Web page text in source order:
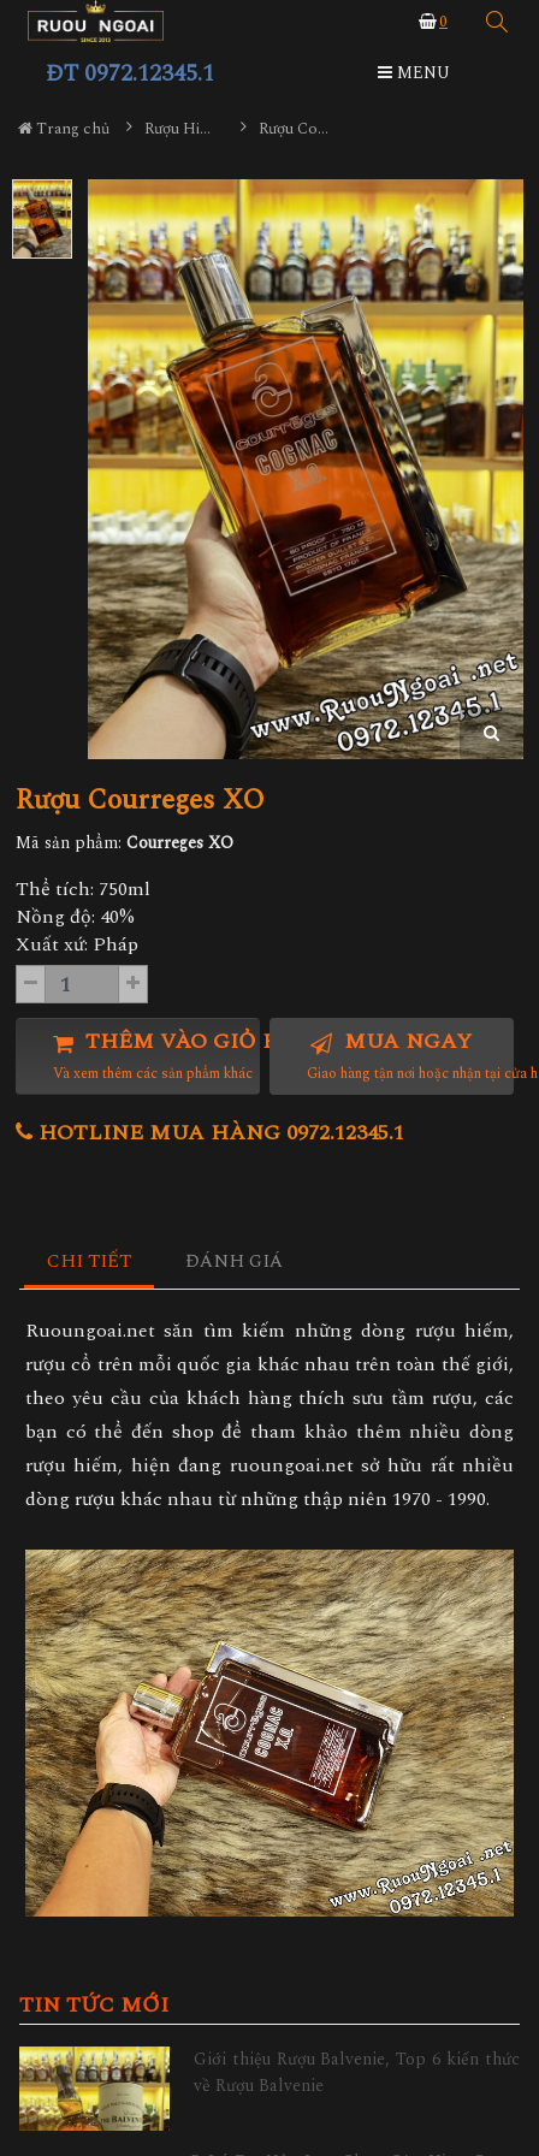
0
ĐT 0972.12345.1 MENU
Trang chủ Rượu Hiếm - Cũ Rượu Courreges XO
Rượu Courreges XO
Mã sản phẩm: Courreges XO
Thể tích: 750ml
Nồng độ: 40%
Xuất xứ: Pháp
THÊM VÀO GIỎ HÀNG
Và xem thêm các sản phẩm khác
MUA NGAY
Giao hàng tận nơi hoặc nhận tại cửa
HOTLINE MUA HÀNG 0972.12345.1
CHI TIẾT ĐÁNH GIÁ
Ruoungoai.net săn tìm kiếm những dòng rượu hiếm,
rượu cổ trên mỗi quốc gia khác nhau trên toàn thế giới,
theo yêu cầu của khách hàng thích sưu tầm rượu, các
bạn có thể đến shop để tham khảo thêm nhiều dòng
rượu hiếm, hiện đang ruoungoai.net sở hữu rất nhiều
dòng rượu khác nhau từ những thập niên 1970 - 1990.
TIN TỨC MỚI
Giới thiệu Rượu Balvenie, Top 6 kiến thức
về Rượu Balvenie